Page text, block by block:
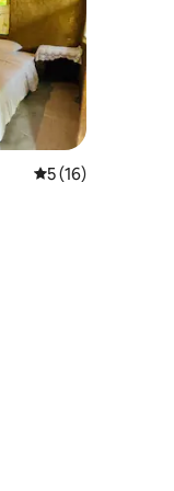
Calificación
5 (16)